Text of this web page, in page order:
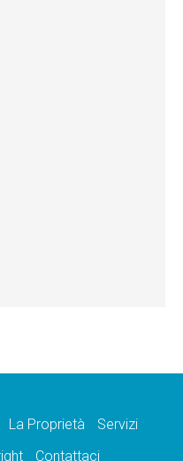
La Proprietà
Servizi
Contattaci